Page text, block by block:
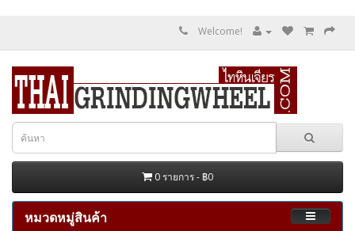
Welcome!
0 รายการ - ฿0
หมวดหมู่สินค้า